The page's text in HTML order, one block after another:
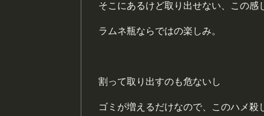
そこにあるけど取り出せない、この感
ラムネ瓶ならではの楽しみ。
割って取り出すのも危ないし
ゴミが増えるだけなので、このハメ殺